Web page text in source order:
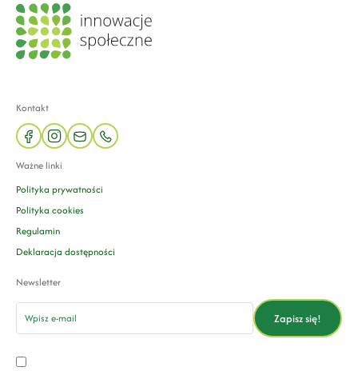
Kontakt
facebookinstagram
mail phone
Ważne linki
Polityka prywatności
Polityka cookies
Regulamin
Deklaracja dostępności
Newsletter
email
Zapisz się!